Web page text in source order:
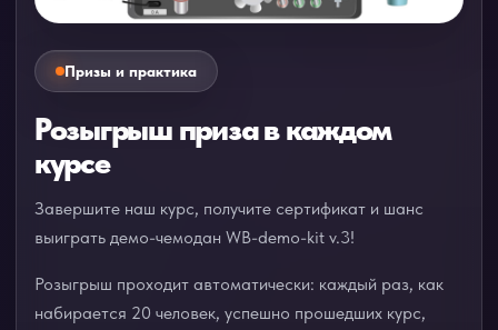
Призы и практика
Розыгрыш приза в каждом
курсе
Завершите наш курс, получите сертификат и шанс
выиграть демо-чемодан WB-demo-kit v.3!
Розыгрыш проходит автоматически: каждый раз, как
набирается 20 человек, успешно прошедших курс,